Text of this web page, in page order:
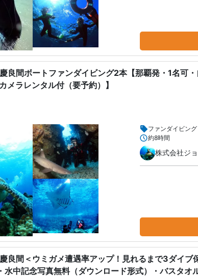
良間ボートファンダイビング2本【那覇発・1名可
メラレンタル付（要予約）】
ファンダイビング
約8時間
株式会社ジ
良間＜ウミガメ遭遇率アップ！見れるまで3ダイブ
中記念写真無料（ダウンロード形式）・バスタオ